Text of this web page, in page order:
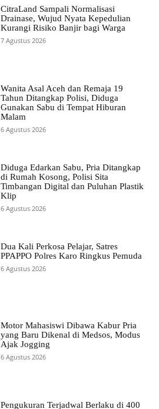
CitraLand Sampali Normalisasi
Drainase, Wujud Nyata Kepedulian
Kurangi Risiko Banjir bagi Warga
7 Agustus 2026
Wanita Asal Aceh dan Remaja 19
Tahun Ditangkap Polisi, Diduga
Gunakan Sabu di Tempat Hiburan
Malam
6 Agustus 2026
Diduga Edarkan Sabu, Pria Ditangkap
di Rumah Kosong, Polisi Sita
Timbangan Digital dan Puluhan Plastik
Klip
6 Agustus 2026
Dua Kali Perkosa Pelajar, Satres
PPAPPO Polres Karo Ringkus Pemuda
6 Agustus 2026
Motor Mahasiswi Dibawa Kabur Pria
yang Baru Dikenal di Medsos, Modus
Ajak Jogging
6 Agustus 2026
Pengukuran Terjadwal Berlaku di 400